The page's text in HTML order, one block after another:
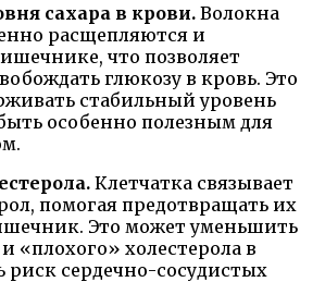
сахара в крови. Волокна
расщепляются и
что позволяет
глюкозу в кровь. Это
стабильный уровень
особенно полезным для
Клетчатка связывает
помогая предотвращать их
Это может уменьшить
«плохого» холестерола в
риск сердечно-сосудистых